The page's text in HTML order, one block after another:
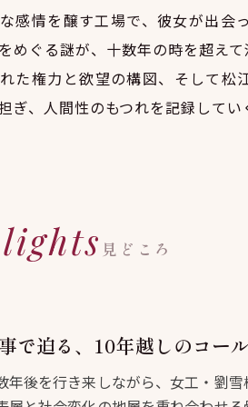
感情を醸す工場で、彼女が出会
めぐる謎が、十数年の時を超え
た権力と欲望の構図、そして
ぎ、人間性のもつれを記録して
見どころ
で迫る、10年越しのコー
年後を行き来しながら、女工・劉